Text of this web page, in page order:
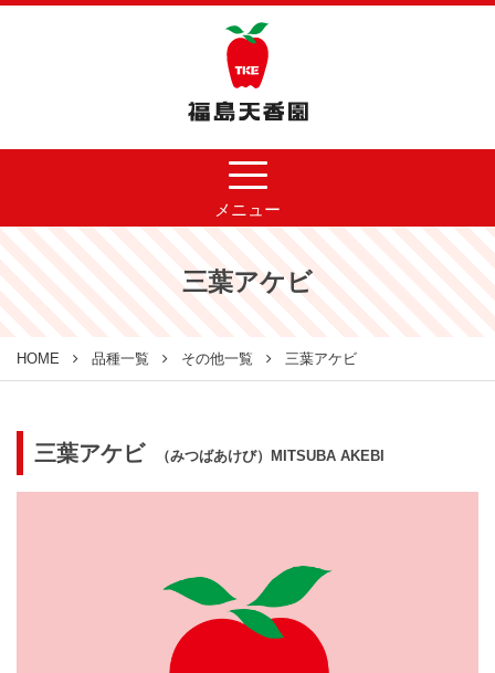
メニュー
三葉アケビ
HOME 品種一覧 その他一覧 三葉アケビ
三葉アケビ （みつばあけび）MITSUBA AKEBI